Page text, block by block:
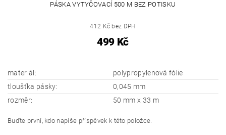
PÁSKA VYTYČOVACÍ 500 M BEZ POTISKU
412 Kč bez DPH
499 Kč
materiál:
polypropylenová fólie
tloušťka pásky:
0,045 mm
rozměr:
50 mm x 33 m
Buďte první, kdo napíše příspěvek k této položce.